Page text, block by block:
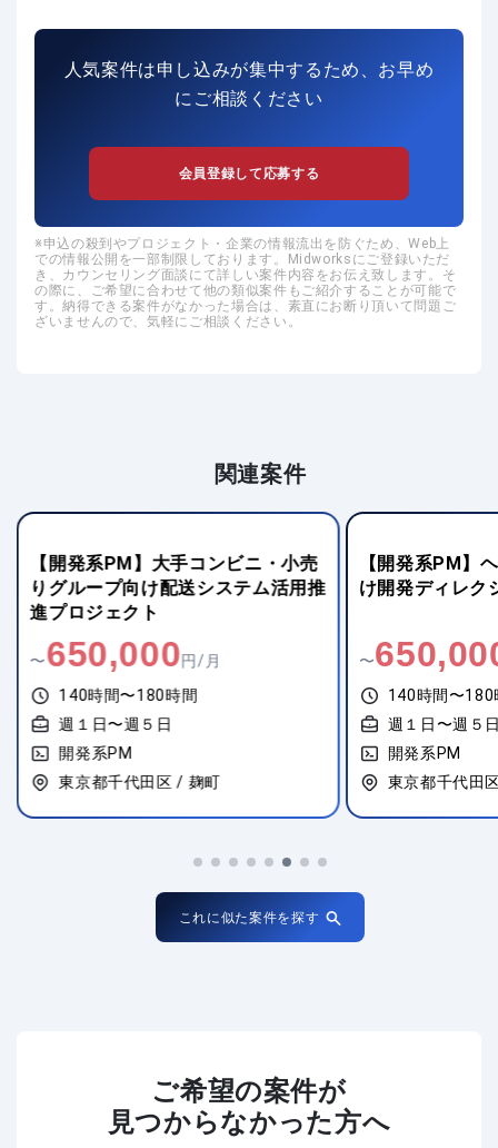
人気案件は申し込みが集中するため、お早め
にご相談ください
会員登録して応募する
申込の殺到やプロジェクト・企業の情報流出を防ぐため、Web上
での情報公開を一部制限しております。Midworksにご登録いただ
き、カウンセリング面談にて詳しい案件内容をお伝え致します。そ
の際に、ご希望に合わせて他の類似案件もご紹介することが可能で
す。納得できる案件がなかった場合は、素直にお断り頂いて問題ご
ざいませんので、気軽にご相談ください。
関連案件
【開発系PM】大手コンビニ・小売
りグループ向け配送システム活用推
進プロジェクト
〜650,000円/月
140時間〜180時間
週１日〜週５日
開発系PM
東京都千代田区 / 麹町
【開発系PM】
け開発ディレク
〜
140時間〜180
週１日〜週５
開発系PM
東京都千代田
これに似た案件を探す
ご希望の案件が
見つからなかった方へ